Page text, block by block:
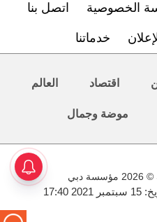
الخصوصية اتصل بنا
خدماتنا
اقتصاد العالم
موضة وجمال
17:40